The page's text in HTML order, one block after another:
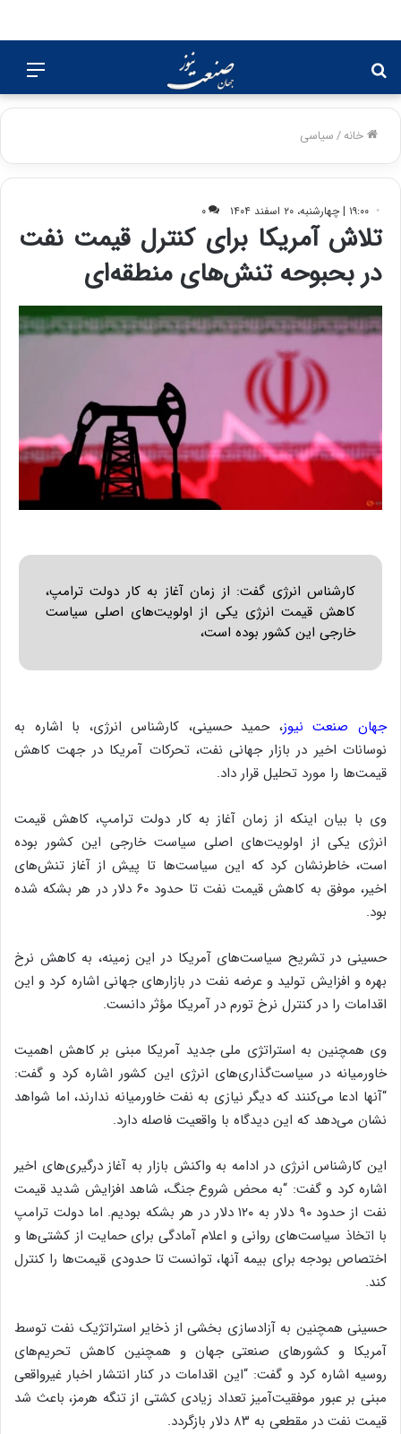
برای
خانه/سیاسی
۱۹:۰۰ | چهارشنبه، ۲۰ اسفند ۱۴۰۴ ۰
تلاش آمریکا برای کنترل قیمت نفت
در بحبوحه تنش‌های منطقه‌ای
کارشناس انرژی گفت: از زمان آغاز به کار دولت ترامپ،
کاهش قیمت انرژی یکی از اولویت‌های اصلی سیاست
خارجی این کشور بوده است،
جهان صنعت نیوز، حمید حسینی، کارشناس انرژی، با اشاره به
نوسانات اخیر در بازار جهانی نفت، تحرکات آمریکا در جهت کاهش
قیمت‌ها را مورد تحلیل قرار داد.
وی با بیان اینکه از زمان آغاز به کار دولت ترامپ، کاهش قیمت
انرژی یکی از اولویت‌های اصلی سیاست خارجی این کشور بوده
است، خاطرنشان کرد که این سیاست‌ها تا پیش از آغاز تنش‌های
اخیر، موفق به کاهش قیمت نفت تا حدود ۶۰ دلار در هر بشکه شده
بود.
حسینی در تشریح سیاست‌های آمریکا در این زمینه، به کاهش نرخ
بهره و افزایش تولید و عرضه نفت در بازارهای جهانی اشاره کرد و این
اقدامات را در کنترل نرخ تورم در آمریکا مؤثر دانست.
وی همچنین به استراتژی ملی جدید آمریکا مبنی بر کاهش اهمیت
خاورمیانه در سیاست‌گذاری‌های انرژی این کشور اشاره کرد و گفت:
“آنها ادعا می‌کنند که دیگر نیازی به نفت خاورمیانه ندارند، اما شواهد
نشان می‌دهد که این دیدگاه با واقعیت فاصله دارد.
این کارشناس انرژی در ادامه به واکنش بازار به آغاز درگیری‌های اخیر
اشاره کرد و گفت: “به محض شروع جنگ، شاهد افزایش شدید قیمت
نفت از حدود ۹۰ دلار به ۱۲۰ دلار در هر بشکه بودیم. اما دولت ترامپ
با اتخاذ سیاست‌های روانی و اعلام آمادگی برای حمایت از کشتی‌ها و
اختصاص بودجه برای بیمه آنها، توانست تا حدودی قیمت‌ها را کنترل
کند.
حسینی همچنین به آزادسازی بخشی از ذخایر استراتژیک نفت توسط
آمریکا و کشورهای صنعتی جهان و همچنین کاهش تحریم‌های
روسیه اشاره کرد و گفت: “این اقدامات در کنار انتشار اخبار غیرواقعی
مبنی بر عبور موفقیت‌آمیز تعداد زیادی کشتی از تنگه هرمز، باعث شد
قیمت نفت در مقطعی به ۸۳ دلار بازگردد.